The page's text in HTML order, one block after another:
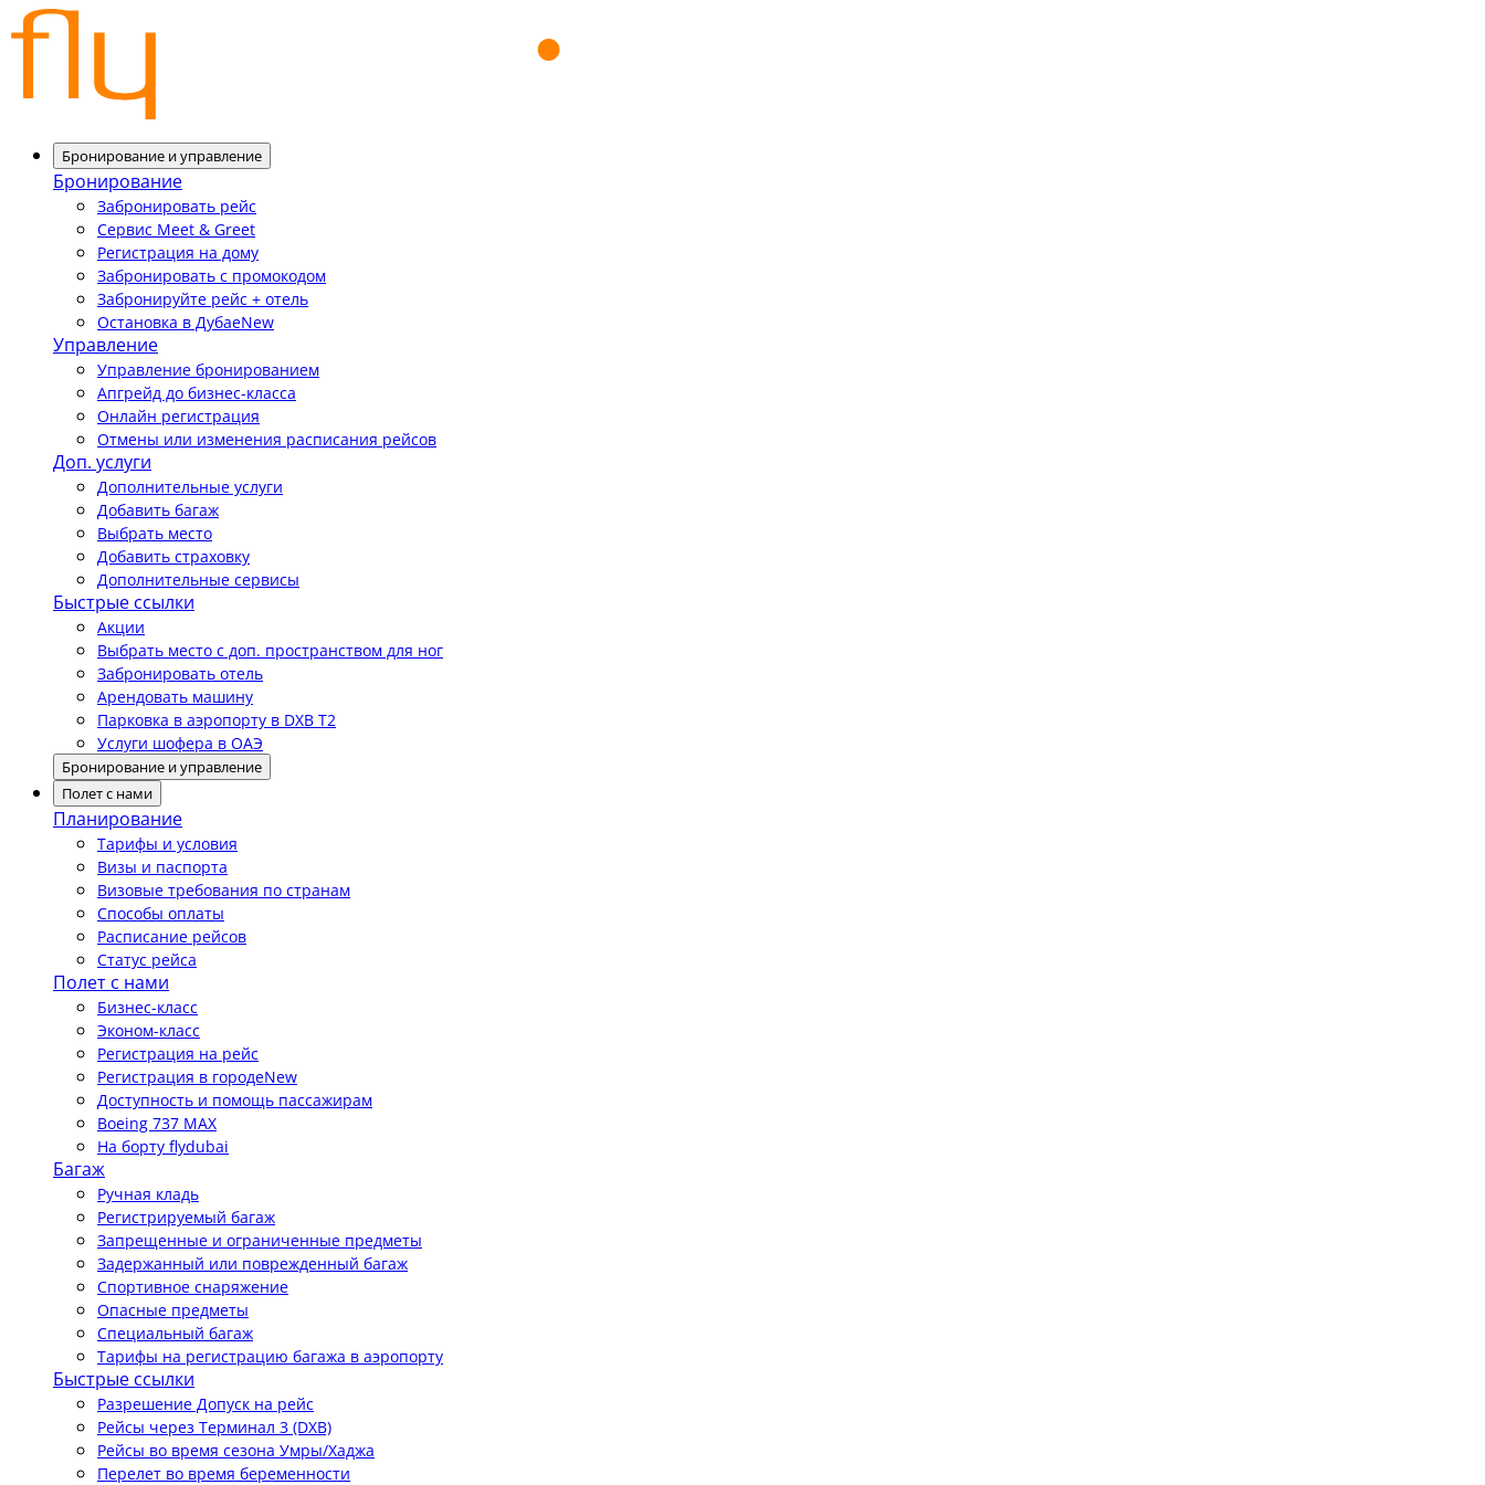
Бронирование и управление
Бронирование
Забронировать рейс
Сервис Meet & Greet
Регистрация на дому
Забронировать с промокодом
Забронируйте рейс + отель
Остановка в ДубаеNew
Управление
Управление бронированием
Апгрейд до бизнес-класса
Онлайн регистрация
Отмены или изменения расписания рейсов
Доп. услуги
Дополнительные услуги
Добавить багаж
Выбрать место
Добавить страховку
Дополнительные сервисы
Быстрые ссылки
Акции
Выбрать место с доп. пространством для ног
Забронировать отель
Арендовать машину
Парковка в аэропорту в DXB T2
Услуги шофера в ОАЭ
Бронирование и управление
Полет с нами
Планирование
Тарифы и условия
Визы и паспорта
Визовые требования по странам
Способы оплаты
Расписание рейсов
Статус рейса
Полет с нами
Бизнес-класс
Эконом-класс
Регистрация на рейс
Регистрация в городеNew
Доступность и помощь пассажирам
Boeing 737 MAX
На борту flydubai
Багаж
Ручная кладь
Регистрируемый багаж
Запрещенные и ограниченные предметы
Задержанный или поврежденный багаж
Спортивное снаряжение
Опасные предметы
Специальный багаж
Тарифы на регистрацию багажа в аэропорту
Быстрые ссылки
Разрешение Допуск на рейс
Рейсы через Терминал 3 (DXB)
Рейсы во время сезона Умры/Хаджа
Перелет во время беременности